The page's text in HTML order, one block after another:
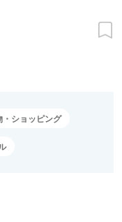
・ショッピング